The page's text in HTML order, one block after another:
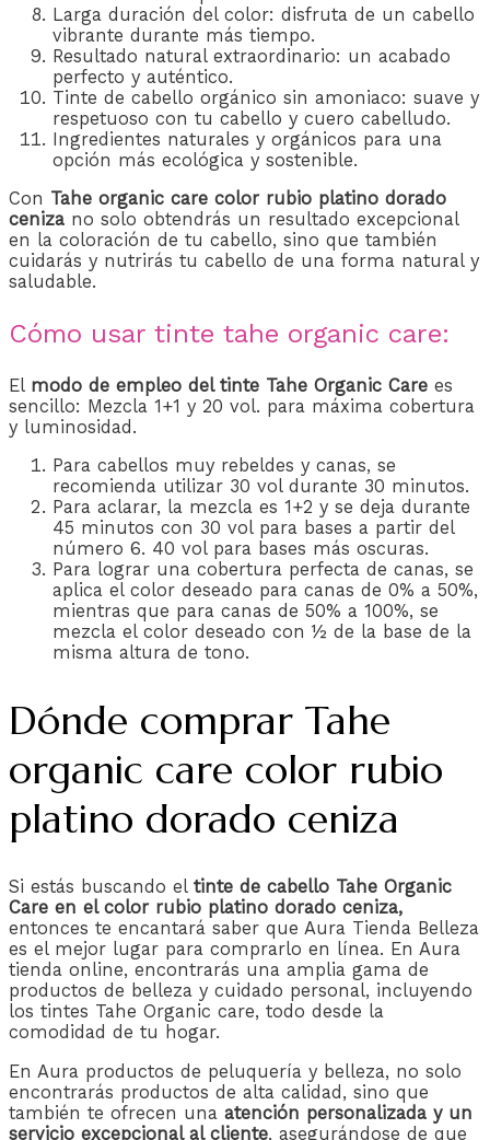
Larga duración del color: disfruta de un cabello
vibrante durante más tiempo.
Resultado natural extraordinario: un acabado
perfecto y auténtico.
Tinte de cabello orgánico sin amoniaco: suave y
respetuoso con tu cabello y cuero cabelludo.
Ingredientes naturales y orgánicos para una
opción más ecológica y sostenible.
Con Tahe organic care color rubio platino dorado
ceniza no solo obtendrás un resultado excepcional
en la coloración de tu cabello, sino que también
cuidarás y nutrirás tu cabello de una forma natural y
saludable.
Cómo usar tinte tahe organic care:
El modo de empleo del tinte Tahe Organic Care es
sencillo: Mezcla 1+1 y 20 vol. para máxima cobertura
y luminosidad.
Para cabellos muy rebeldes y canas, se
recomienda utilizar 30 vol durante 30 minutos.
Para aclarar, la mezcla es 1+2 y se deja durante
45 minutos con 30 vol para bases a partir del
número 6. 40 vol para bases más oscuras.
Para lograr una cobertura perfecta de canas, se
aplica el color deseado para canas de 0% a 50%,
mientras que para canas de 50% a 100%, se
mezcla el color deseado con ½ de la base de la
misma altura de tono.
Dónde comprar Tahe
organic care color rubio
platino dorado ceniza
Si estás buscando el tinte de cabello Tahe Organic
Care en el color rubio platino dorado ceniza,
entonces te encantará saber que Aura Tienda Belleza
es el mejor lugar para comprarlo en línea. En Aura
tienda online, encontrarás una amplia gama de
productos de belleza y cuidado personal, incluyendo
los tintes Tahe Organic care, todo desde la
comodidad de tu hogar.
En Aura productos de peluquería y belleza, no solo
encontrarás productos de alta calidad, sino que
también te ofrecen una atención personalizada y un
servicio excepcional al cliente, asegurándose de que